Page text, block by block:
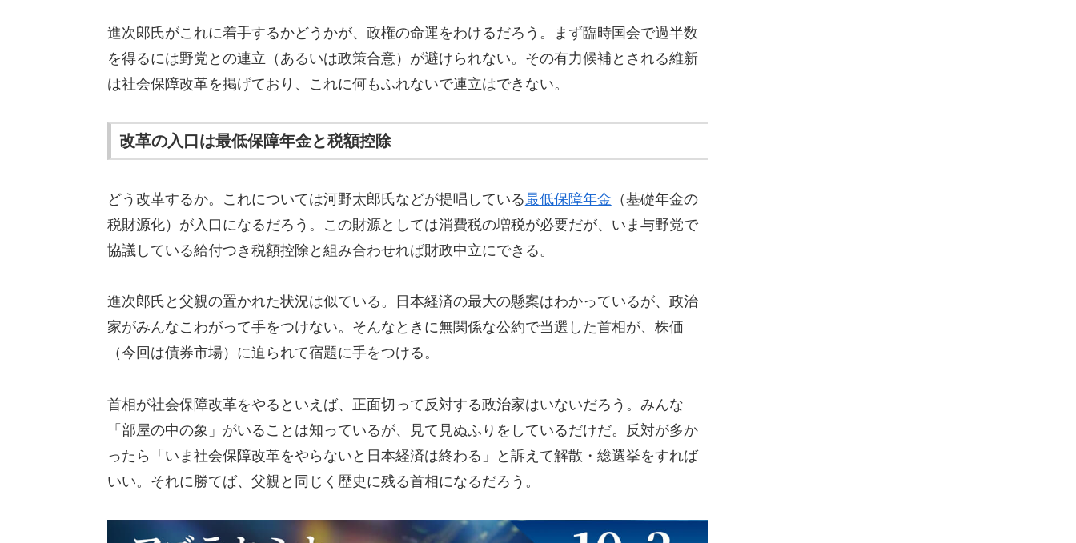
進次郎氏がこれに着手するかどうかが、政権の命運をわけるだろう。まず臨時国会で過半数
を得るには野党との連立（あるいは政策合意）が避けられない。その有力候補とされる維新
は社会保障改革を掲げており、これに何もふれないで連立はできない。
改革の入口は最低保障年金と税額控除
どう改革するか。これについては河野太郎氏などが提唱している最低保障年金 （基礎年金の
税財源化）が入口になるだろう。この財源としては消費税の増税が必要だが、いま与野党で
協議している給付つき税額控除と組み合わせれば財政中立にできる。
進次郎氏と父親の置かれた状況は似ている。日本経済の最大の懸案はわかっているが、政治
家がみんなこわがって手をつけない。そんなときに無関係な公約で当選した首相が、株価
（今回は債券市場）に迫られて宿題に手をつける。
首相が社会保障改革をやるといえば、正面切って反対する政治家はいないだろう。みんな
「部屋の中の象」がいることは知っているが、見て見ぬふりをしているだけだ。反対が多か
ったら「いま社会保障改革をやらないと日本経済は終わる」と訴えて解散・総選挙をすれば
いい。それに勝てば、父親と同じく歴史に残る首相になるだろう。